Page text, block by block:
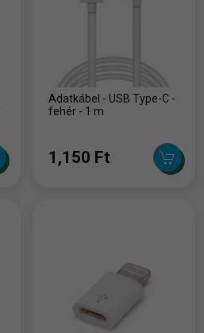
Adatkábel - USB Type-C -
fehér - 1 m
1,150 Ft